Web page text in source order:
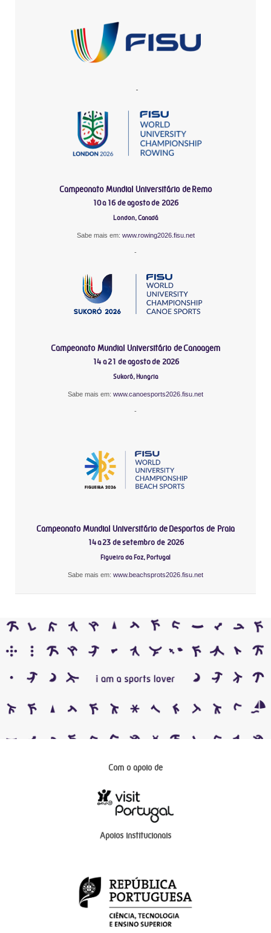
-
Campeonato Mundial Universitário de Remo
10 a 16 de agosto de 2026
London, Canadá
Sabe mais em: www.rowing2026.fisu.net
-
Campeonato Mundial Universitário de Canoagem
14 a 21 de agosto de 2026
Sukoró, Hungria
Sabe mais em: www.canoesports2026.fisu.net
-
Campeonato Mundial Universitário de Desportos de Praia
14 a 23 de setembro de 2026
Figueira da Foz, Portugal
Sabe mais em: www.beachsprots2026.fisu.net
Com o apoio de
Apoios institucionais